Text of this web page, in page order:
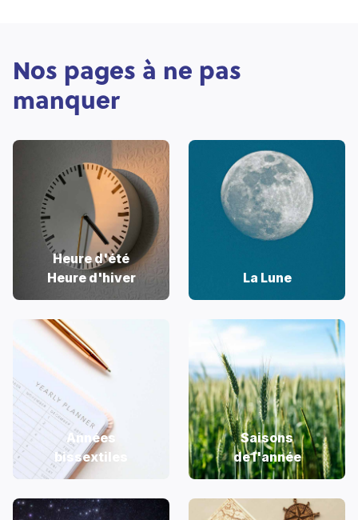
Nos pages à ne pas
manquer
Heure d'été
Heure d'hiver
La Lune
Années
bissextiles
Saisons
de l'année